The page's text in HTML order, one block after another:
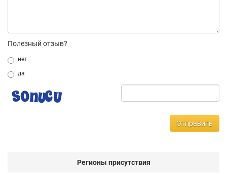
Полезный отзыв?
нет
да
Отправить
Регионы присутствия